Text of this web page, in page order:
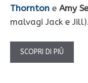
Thornton e Amy
malvagi Jack e Jill).
SCOPRI DI PIÙ